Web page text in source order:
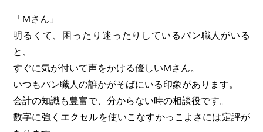
「Mさん」
明るくて、困ったり迷ったりしているパン職人がいる
と、
すぐに気が付いて声をかける優しいMさん。
いつもパン職人の誰かがそばにいる印象があります。
会計の知識も豊富で、分からない時の相談役です。
数字に強くエクセルを使いこなすかっこよさには定評が